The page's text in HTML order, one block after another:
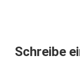
Schreibe